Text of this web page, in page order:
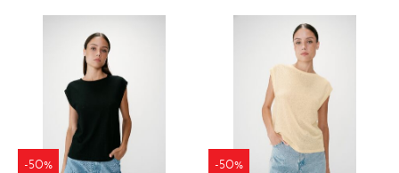
-50% -50%